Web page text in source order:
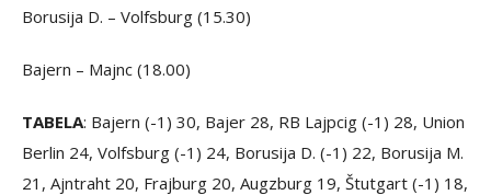
Borusija D. – Volfsburg (15.30)
Bajern – Majnc (18.00)
TABELA: Bajern (-1) 30, Bajer 28, RB Lajpcig (-1) 28, Union
Berlin 24, Volfsburg (-1) 24, Borusija D. (-1) 22, Borusija M.
21, Ajntraht 20, Frajburg 20, Augzburg 19, Štutgart (-1) 18,